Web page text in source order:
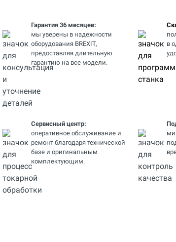
Гарантия 36 месяцев:
мы уверены в надежности
оборудования BREXIT,
предоставляя длительную
гарантию на все модели.
в
Сервисный центр:
оперативное обслуживание и
ремонт благодаря технической
базе и оригинальным
комплектующим.